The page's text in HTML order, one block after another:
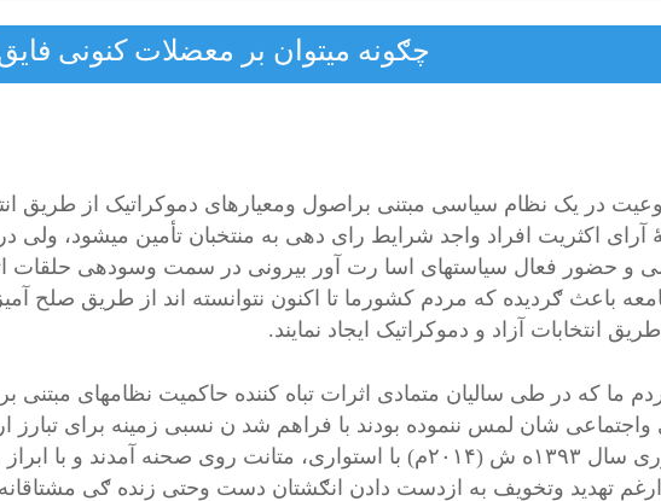
چګونه میتوان بر معضلات کنونی
در یک نظام سیاسی مبتنی براصول ومعیارهای دموکراتیک از طریق
آرای اکثریت افراد واجد شرایط رای دهی به منتخبان تأمین میشود، ولی
و حضور فعال سیاستهای اسا رت آور بیرونی در سمت وسودهی حلقات
باعث ګردیده که مردم کشورما تا اکنون نتوانسته اند از طریق صلح
انتخابات آزاد و دموکراتیک ایجاد نمایند.
ما که در طی سالیان متمادی اثرات تباه کننده حاکمیت نظامهای مبتنی
شان لمس ننموده بودند با فراهم شد ن نسبی زمینه برای تبارز
جمهوری سال ۱۳۹۳ه ش (۲۰۱۴م) با استواری، متانت روی صحنه
تهدید وتخویف به ازدست دادن انګشتان دست وحتی زنده ګی مشتاقانه